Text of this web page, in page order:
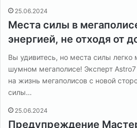
25.06.2024
Места силы в
энергией, не отходя от
Вы удивитесь, но места силы легко
шумном мегаполисе! Эксперт Astro7
на жизнь мегаполисов с новой
силы…
25.06.2024
Предупреждение